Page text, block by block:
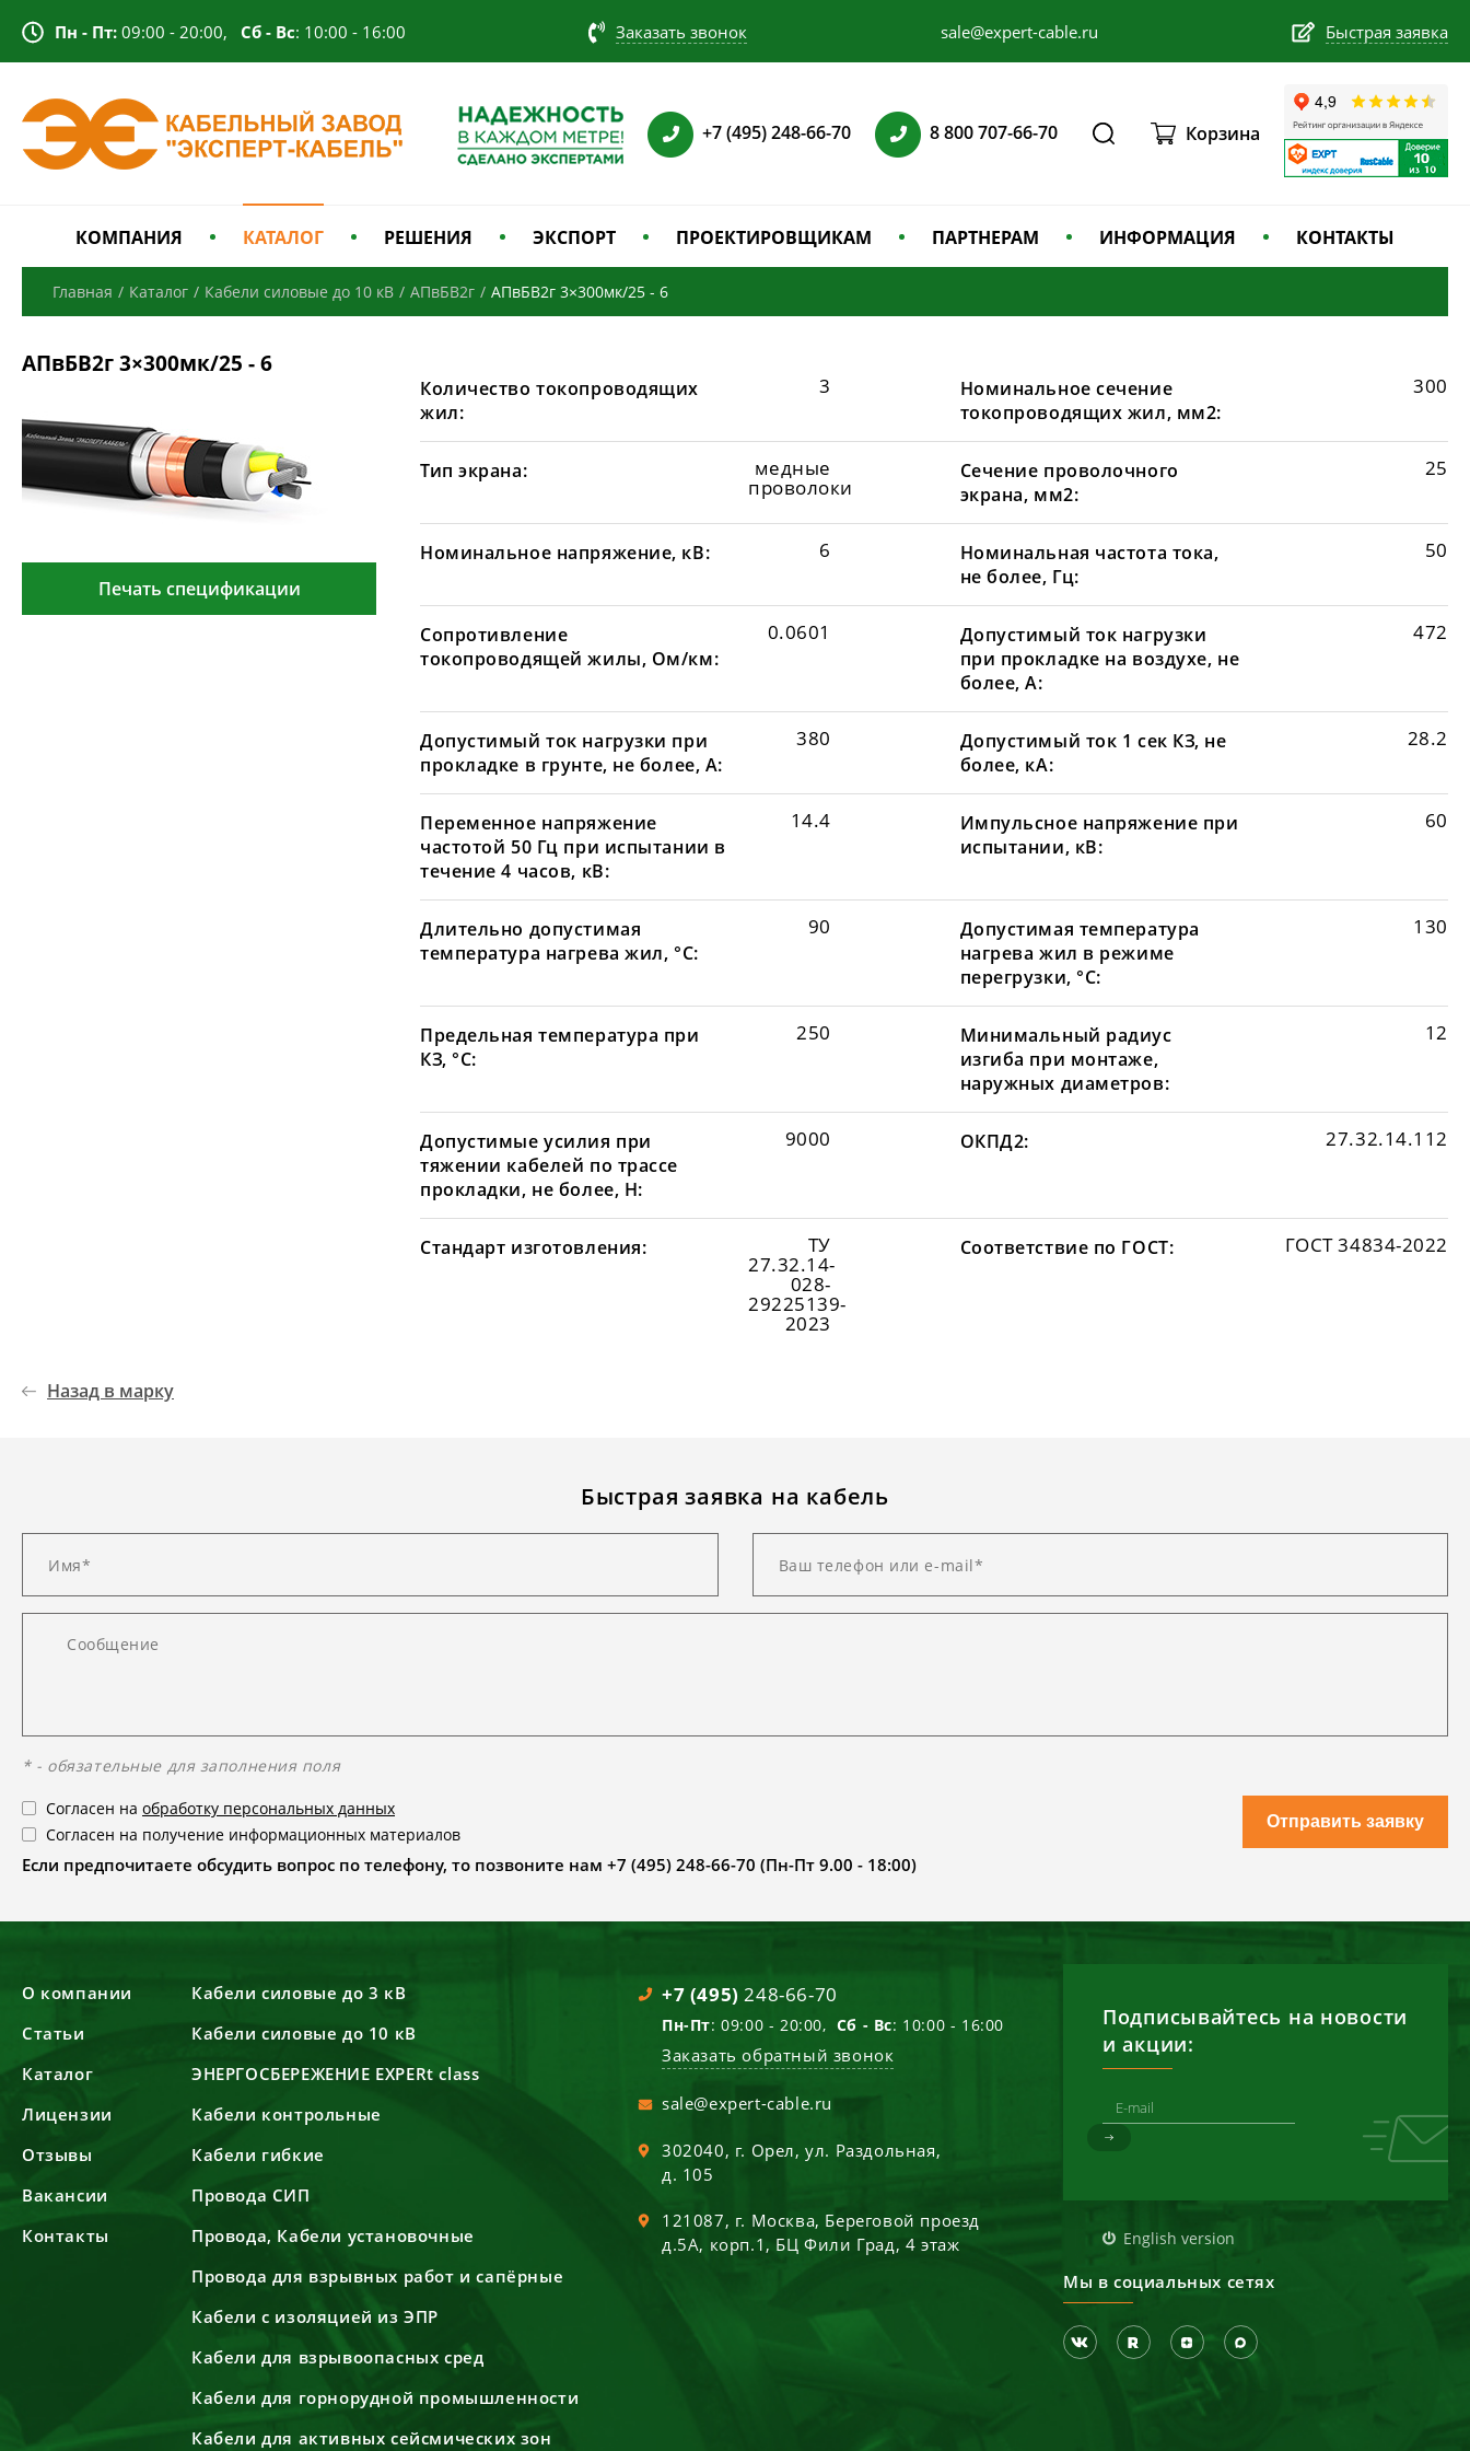
Пн - Пт: 09:00 - 20:00, Сб - Вс: 10:00 - 16:00 Заказать звонок sale@expert-cable.ru Быстрая заявка
+7 (495) 248-66-70 8 800 707-66-70 Корзина
КОМПАНИЯ КАТАЛОГ РЕШЕНИЯ ЭКСПОРТ ПРОЕКТИРОВЩИКАМ ПАРТНЕРАМ ИНФОРМАЦИЯ КОНТАКТЫ
Главная / Каталог / Кабели силовые до 10 кВ / АПвБВ2г / АПвБВ2г 3×300мк/25 - 6
АПвБВ2г 3×300мк/25 - 6
Печать спецификации
Количество токопроводящих
жил:
3
Номинальное сечение
токопроводящих жил, мм2:
300
Тип экрана: медные
проволоки
Сечение проволочного
экрана, мм2:
25
Номинальное напряжение, кВ: 6
Номинальная частота тока,
не более, Гц:
50
Сопротивление
токопроводящей жилы, Ом/км:
0.0601
Допустимый ток нагрузки
при прокладке на воздухе, не
более, А:
472
Допустимый ток нагрузки при
прокладке в грунте, не более, А:
380
Допустимый ток 1 сек КЗ, не
более, кА:
28.2
Переменное напряжение
частотой 50 Гц при испытании в
течение 4 часов, кВ:
14.4
Импульсное напряжение при
испытании, кВ:
60
Длительно допустимая
температура нагрева жил, °С:
90
Допустимая температура
нагрева жил в режиме
перегрузки, °С:
130
Предельная температура при
КЗ, °С:
250
Минимальный радиус
изгиба при монтаже,
наружных диаметров:
12
Допустимые усилия при
тяжении кабелей по трассе
прокладки, не более, Н:
9000 ОКПД2: 27.32.14.112
Стандарт изготовления: ТУ
27.32.14-
028-
29225139-
2023
Соответствие по ГОСТ: ГОСТ 34834-2022
Назад в марку
Быстрая заявка на кабель
* - обязательные для заполнения поля
Согласен на обработку персональных данных
Согласен на получение информационных материалов
Если предпочитаете обсудить вопрос по телефону, то позвоните нам +7 (495) 248-66-70 (Пн-Пт 9.00 - 18:00)
Отправить заявку
О компании
Статьи
Каталог
Лицензии
Отзывы
Вакансии
Контакты
Кабели силовые до 3 кВ
Кабели силовые до 10 кВ
ЭНЕРГОСБЕРЕЖЕНИЕ EXPERt class
Кабели контрольные
Кабели гибкие
Провода СИП
Провода, Кабели установочные
Провода для взрывных работ и сапёрные
Кабели с изоляцией из ЭПР
Кабели для взрывоопасных сред
Кабели для горнорудной промышленности
Кабели для активных сейсмических зон
+7 (495) 248-66-70
Пн-Пт: 09:00 - 20:00, Сб - Вс: 10:00 - 16:00
Заказать обратный звонок
sale@expert-cable.ru
302040, г. Орел,ул. Раздольная,
д. 105
121087, г. Москва, Береговой проезд
д.5А, корп.1, БЦ Фили Град, 4 этаж
Подписывайтесь на новости
и акции:
English version
Мы в социальных сетях